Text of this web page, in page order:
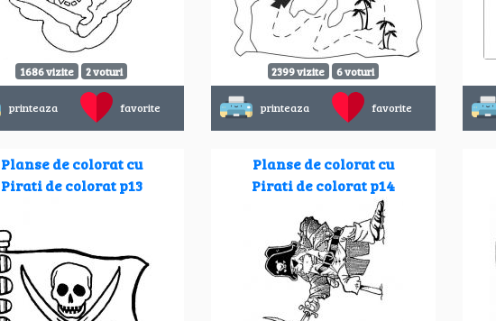
1686 vizite 2 voturi
printeaza favorite
2399 vizite 6 voturi
printeaza favorite
Planse de colorat cu
Pirati de colorat p13
Planse de colorat cu
Pirati de colorat p14